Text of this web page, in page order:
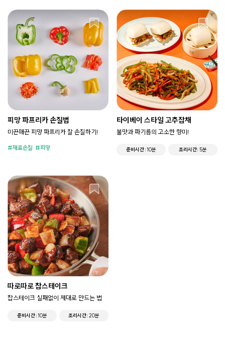
피망 파프리카 손질법
미끈매끈 피망 파프리카 잘 손질하기!
재료손질 피망
타이베이 스타일 고추잡채
불맛과 파기름의 고소한 향미!
준비시간 10분 조리시간 5분
따로따로 찹스테이크
찹스테이크 실패없이 제대로 만드는 법
준비시간 10분 조리시간 20분